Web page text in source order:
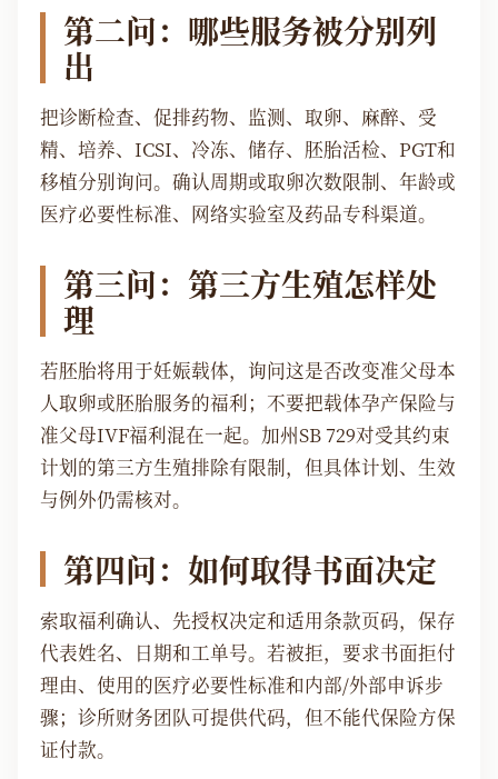
第二问：哪些服务被分别列
出
把诊断检查、促排药物、监测、取卵、麻醉、受
精、培养、ICSI、冷冻、储存、胚胎活检、PGT和
移植分别询问。确认周期或取卵次数限制、年龄或
医疗必要性标准、网络实验室及药品专科渠道。
第三问：第三方生殖怎样处
理
若胚胎将用于妊娠载体，询问这是否改变准父母本
人取卵或胚胎服务的福利；不要把载体孕产保险与
准父母IVF福利混在一起。加州SB 729对受其约束
计划的第三方生殖排除有限制，但具体计划、生效
与例外仍需核对。
第四问：如何取得书面决定
索取福利确认、先授权决定和适用条款页码，保存
代表姓名、日期和工单号。若被拒，要求书面拒付
理由、使用的医疗必要性标准和内部/外部申诉步
骤；诊所财务团队可提供代码，但不能代保险方保
证付款。